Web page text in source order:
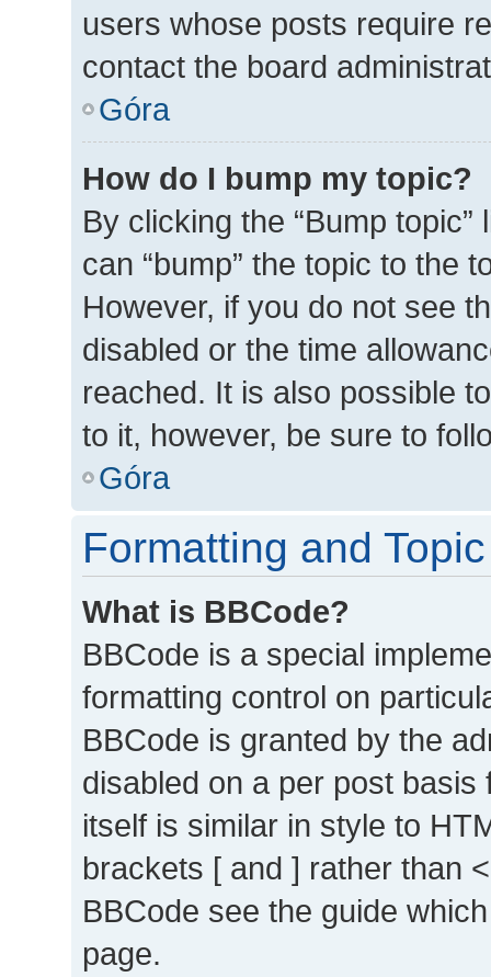
users whose posts require
contact the board
Góra
How do I bump my topic?
By clicking the “Bump
can “bump” the topic to the
However, if you do not see
disabled or the time
reached. It is also possible
to it, however, be sure to
Góra
Formatting and
What is BBCode?
BBCode is a special
formatting control on
BBCode is granted by the
disabled on a per post
itself is similar in style to
brackets [ and ] rather than
BBCode see the guide
page.